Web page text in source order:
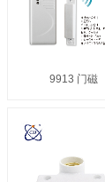
9913 门磁